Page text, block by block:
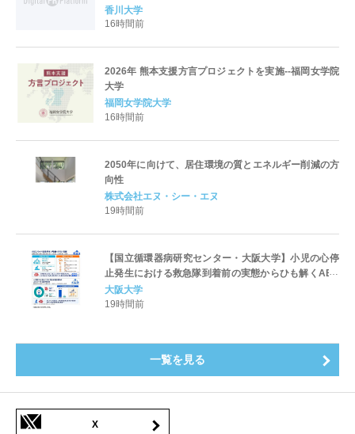
香川大学
16時間前
2026年 熊本支援方言プロジェクトを実施--福岡女学院
大学
福岡女学院大学
16時間前
2050年に向けて、居住環境の質とエネルギー削減の方
向性
株式会社エヌ・シー・エヌ
19時間前
【国立循環器病研究センター・大阪大学】小児の心停
止発生における救急隊到着前の実態からひも解くAED
パッド装着と良好な神経学的転帰との関連性
大阪大学
19時間前
一覧を見る
X